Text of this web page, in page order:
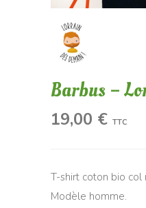
Barbus –
19,00 € TTC
T-shirt coton bio col
Modèle homme.